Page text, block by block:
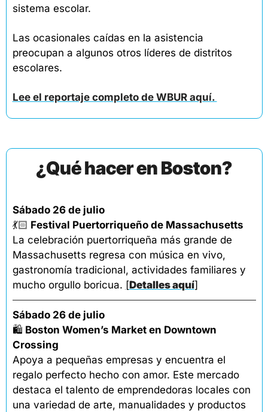
sistema escolar.
Las ocasionales caídas en la asistencia
preocupan a algunos otros líderes de distritos
escolares.
Lee el reportaje completo de WBUR aquí.
¿Qué hacer en Boston?
Sábado 26 de julio
💃🏻 Festival Puertorriqueño de Massachusetts
La celebración puertorriqueña más grande de
Massachusetts regresa con música en vivo,
gastronomía tradicional, actividades familiares y
mucho orgullo boricua. [Detalles aquí]
Sábado 26 de julio
🛍️ Boston Women’s Market en Downtown
Crossing
Apoya a pequeñas empresas y encuentra el
regalo perfecto hecho con amor. Este mercado
destaca el talento de emprendedoras locales con
una variedad de arte, manualidades y productos